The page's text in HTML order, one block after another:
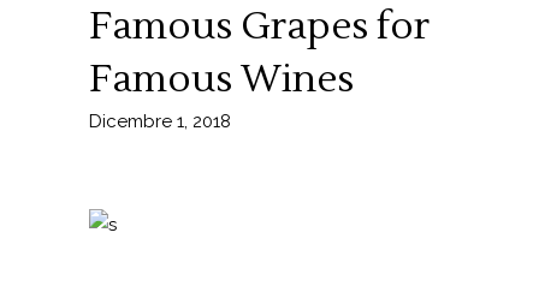
Famous Grapes for
Famous Wines
Dicembre 1, 2018